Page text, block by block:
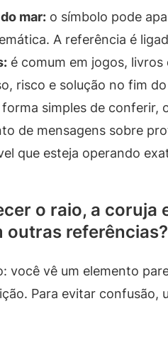
mar: o símbolo pode
A referência é
é comum em jogos,
risco e solução no fim
forma simples de conferir,
de mensagens sobre
que esteja operando
o raio, a coruja
referências?
você vê um elemento
Para evitar confusão,